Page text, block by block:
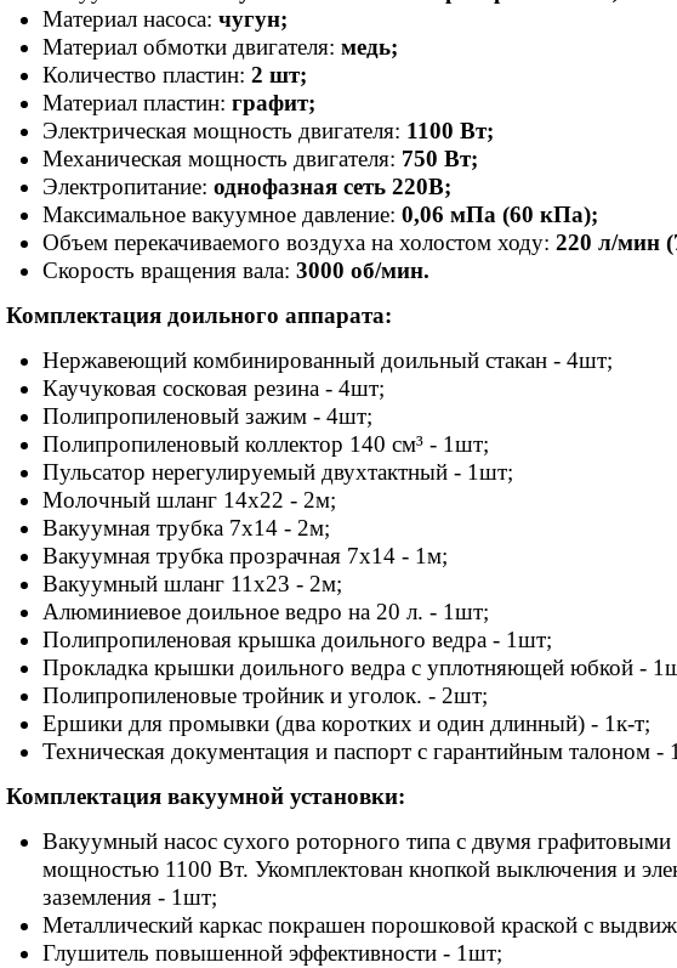
Материал насоса:чугун;
Материал обмотки двигателя:медь;
Количество пластин:2 шт;
Материал пластин:графит;
Электрическая мощность двигателя: 1100 Вт;
Механическая мощность двигателя: 750 Вт;
Электропитание:однофазная сеть 220В;
Максимальное вакуумное давление:0,06 мПа (60 кПа);
Объем перекачиваемого воздуха на холостом ходу:220 л/мин
Скорость вращения вала:3000 об/мин.
Комплектация доильного аппарата:
Нержавеющий комбинированный доильный стакан - 4шт;
Каучуковая сосковая резина - 4шт;
Полипропиленовый зажим - 4шт;
Полипропиленовый коллектор 140 см³ - 1шт;
Пульсатор нерегулируемый двухтактный - 1шт;
Молочный шланг 14х22 - 2м;
Вакуумная трубка 7х14 - 2м;
Вакуумная трубка прозрачная 7х14 - 1м;
Вакуумный шланг 11х23 - 2м;
Алюминиевое доильное ведро на 20 л. - 1шт;
Полипропиленовая крышка доильного ведра - 1шт;
Прокладка крышки доильного ведра с уплотняющей юбкой -
Полипропиленовые тройник и уголок. - 2шт;
Ершики для промывки (два коротких и один длинный) - 1к-т;
Техническая документация и паспорт с гарантийным талоном -
Комплектация вакуумной установки:
Вакуумный насос сухого роторного типа с двумя графитовыми
мощностью 1100 Вт. Укомплектован кнопкой выключения и
заземления - 1шт;
Металлический каркас покрашен порошковой краской c
Глушитель повышенной эффективности - 1шт;